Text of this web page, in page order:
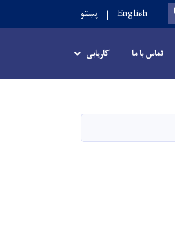
SEARCH
English پښتو
تماس با ما کاریابی